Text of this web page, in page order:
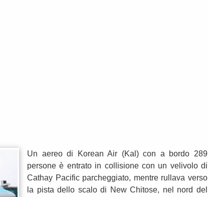
Un aereo di Korean Air (Kal) con a bordo 289
persone è entrato in collisione con un velivolo di
Cathay Pacific parcheggiato, mentre rullava verso
la pista dello scalo di New Chitose, nel nord del